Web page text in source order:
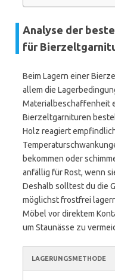
Analyse der
für
Beim Lagern einer
allem die
Materialbeschaffenheit
Bierzeltgarnituren
Holz reagiert
bekommen oder
anfällig für Rost, wenn
Deshalb solltest du die
möglichst frostfrei
Möbel vor direktem
um Staunässe zu
LAGERUNGSMETHODE